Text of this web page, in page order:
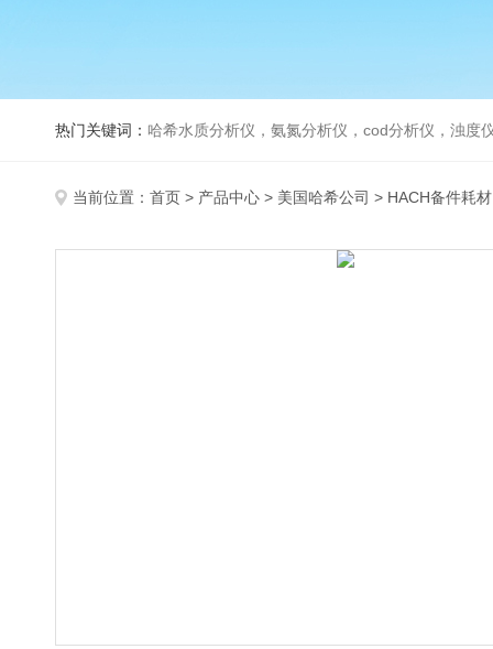
热门关键词： 哈希水质分析仪，氨氮分析仪，cod分析仪，浊度
当前位置： 首页 > 产品中心 > 美国哈希公司 > HACH备件耗材